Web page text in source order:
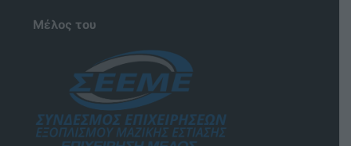
Μέλος του